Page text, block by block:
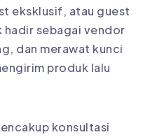
eksklusif, atau guest
hadir sebagai vendor
dan merawat kunci
produk lalu
konsultasi